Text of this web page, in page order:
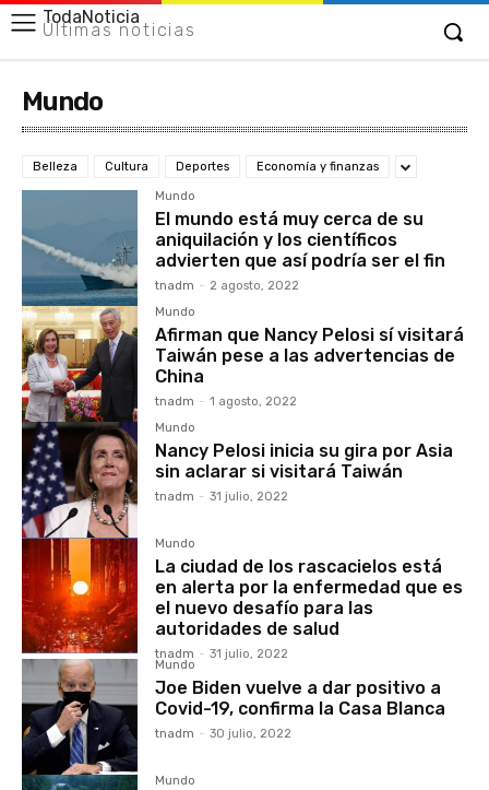
TodaNoticia
Últimas noticias
Mundo
Belleza Cultura Deportes Economía y finanzas
Mundo
El mundo está muy cerca de su
aniquilación y los científicos
advierten que así podría ser el fin
tnadm - 2 agosto, 2022
Mundo
Afirman que Nancy Pelosi sí visitará
Taiwán pese a las advertencias de
China
tnadm - 1 agosto, 2022
Mundo
Nancy Pelosi inicia su gira por Asia
sin aclarar si visitará Taiwán
tnadm - 31 julio, 2022
Mundo
La ciudad de los rascacielos está
en alerta por la enfermedad que es
el nuevo desafío para las
autoridades de salud
tnadm - 31 julio, 2022
Mundo
Joe Biden vuelve a dar positivo a
Covid-19, confirma la Casa Blanca
tnadm - 30 julio, 2022
Mundo